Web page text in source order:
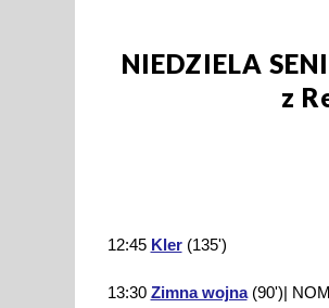
NIEDZIELA
z
12:45 Kler(135')
13:30 Zimna wojna(90')|